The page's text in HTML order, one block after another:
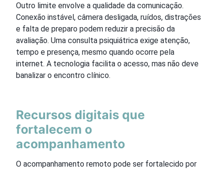
Outro limite envolve a qualidade da comunicação.
Conexão instável, câmera desligada, ruídos, distrações
e falta de preparo podem reduzir a precisão da
avaliação. Uma consulta psiquiátrica exige atenção,
tempo e presença, mesmo quando ocorre pela
internet. A tecnologia facilita o acesso, mas não deve
banalizar o encontro clínico.
Recursos digitais que
fortalecem o
acompanhamento
O acompanhamento remoto pode ser fortalecido por